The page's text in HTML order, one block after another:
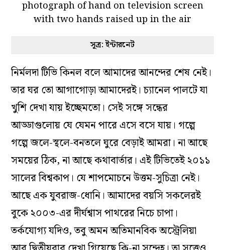
সূত্র: ইন্টারনেট
নির্মলদা টিভি কিনল বলে আমাদের আনন্দের শেষ নেই।
তার ঘর তো আগাগোড়া আমাদেরই। চ্যানেল পালটে যা
খুশি দেখা যায় ইচ্ছেমতো। সেই সঙ্গে সন্ধের
আড্ডাগুলোয় যে যেমন পারে এসে বসে যায়। গল্পে
গল্পে জলে-স্থলে-বনতলে ঘুরে বেড়াই আমরা। না আছে
সময়ের ঠিক, না আছে কথাবার্তার। এই টিভিতেই ২০১১
সালের বিশ্বকাপ। যে শাপমোচনে উত্তম-সুচিত্রা নেই।
আছে এক যুবরাজ-ধোনি। আমাদের বয়সি সকলেরই
বুকে ২০০৩-এর দীর্ঘশ্বাস পাথরের নিচে চাপা।
তর্কযোগ্য যদিও, তবু অমন অতিমানবিক অস্ট্রেলিয়া